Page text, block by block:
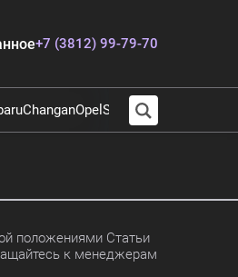
+7 (3812) 99-79-70
ChanganOpel SuzukiAudi
положениями Статьи
к менеджерам